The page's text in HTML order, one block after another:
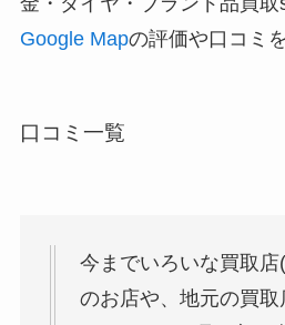
Google Mapの評価や口コミ
口コミ一覧
今までいろいな買取
のお店や、地元の買取